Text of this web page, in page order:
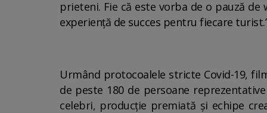
prieteni. Fie că este vorba de o pauză
experiență de succes pentru fiecare
Urmând protocoalele stricte Covid-19,
de peste 180 de persoane
celebri, producție premiată și echipe